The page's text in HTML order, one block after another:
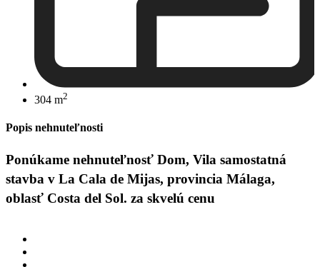
304 m2
Popis nehnuteľnosti
Ponúkame nehnuteľnosť Dom, Vila samostatná
stavba v La Cala de Mijas, provincia Málaga,
oblasť Costa del Sol. za skvelú cenu